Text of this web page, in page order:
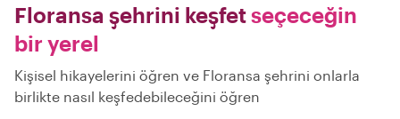
Floransa şehrini keşfetseçeceğin
bir yerel
Kişisel hikayelerini öğren ve Floransa şehrini onlarla
birlikte nasıl keşfedebileceğini öğren